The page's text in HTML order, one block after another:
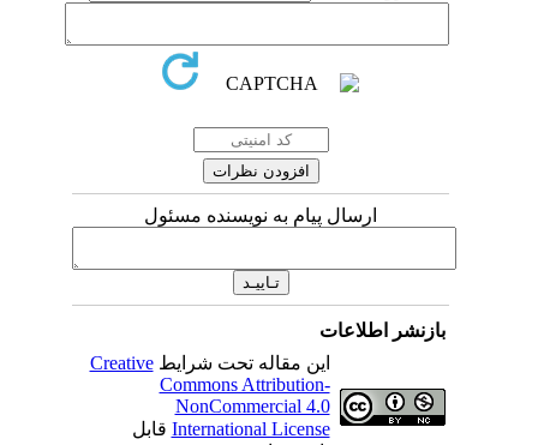
ارسال پیام به نویسنده مسئول
بازنشر اطلاعات
این مقاله تحت شرایطCreative
Commons Attribution-
NonCommercial 4.0
International Licenseقابل